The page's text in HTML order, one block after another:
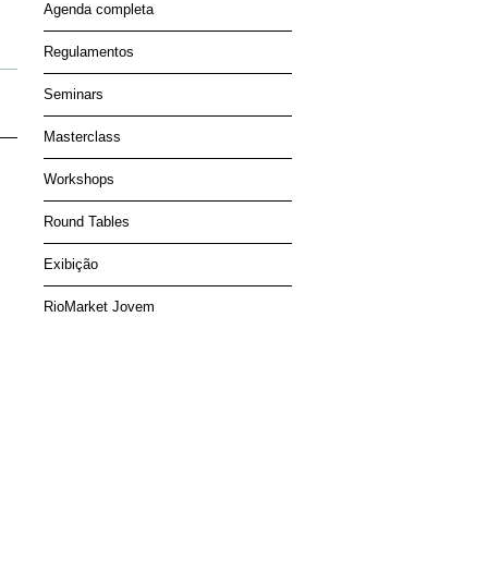
Agenda completa
Regulamentos
Seminars
Masterclass
Workshops
Round Tables
Exibição
RioMarket Jovem